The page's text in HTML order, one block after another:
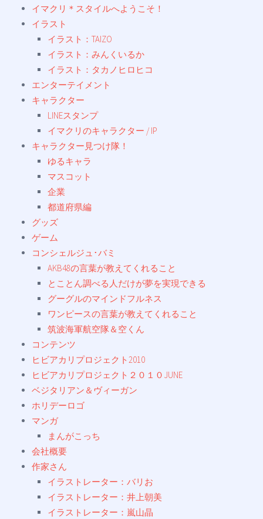
イマクリ＊スタイルへようこそ！
イラスト
イラスト：TAIZO
イラスト：みんくいるか
イラスト：タカノヒロヒコ
エンターテイメント
キャラクター
LINEスタンプ
イマクリのキャラクター / IP
キャラクター見つけ隊！
ゆるキャラ
マスコット
企業
都道府県編
グッズ
ゲーム
コンシェルジュ･バミ
AKB48の言葉が教えてくれること
とことん調べる人だけが夢を実現できる
グーグルのマインドフルネス
ワンピースの言葉が教えてくれること
筑波海軍航空隊＆空くん
コンテンツ
ヒビアカリプロジェクト2010
ヒビアカリプロジェクト２０１０JUNE
ベジタリアン＆ヴィーガン
ホリデーロゴ
マンガ
まんがこっち
会社概要
作家さん
イラストレーター：バリお
イラストレーター：井上朝美
イラストレーター：嵐山晶